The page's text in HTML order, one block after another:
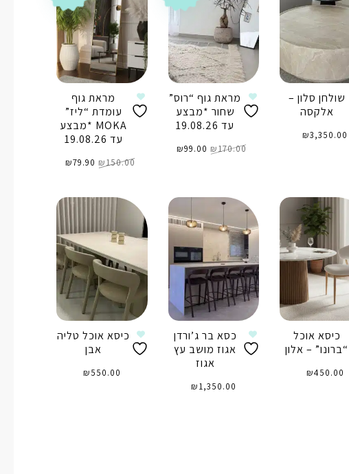
מראת גוף
עומדת “ליז”
MOKA *מבצע
עד 19.08.26
₪150.00 המקורי
היה:
₪79.90 הנוכחי
הוא:
הוספה לסל
מראת גוף “רוס”
שחור *מבצע
עד 19.08.26
₪170.00 המקורי
היה:
₪99.00 הנוכחי
הוא:
שולחן סלון –
אלקסה
₪3,350.00
כיסא אוכל טליה
אבן
₪550.00
כסא בר ג’ורדן
אגוז מושב עץ
אגוז
₪1,350.00
כיסא אוכל
“ברונו” – אלון
₪450.00